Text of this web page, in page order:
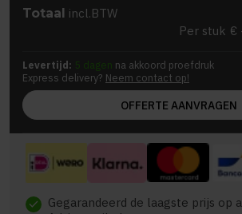
Totaal incl.BTW
Per stuk €
Levertijd: 5 dagen na akkoord proefdruk
Express delivery? Neem contact op!
OFFERTE AANVRAGEN
check Gegarandeerd de laagste prijs op